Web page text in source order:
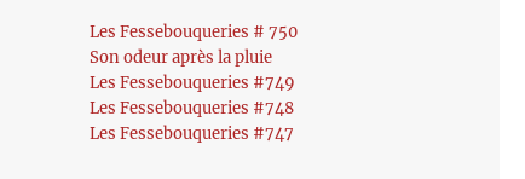
Les Fessebouqueries # 750
Son odeur après la pluie
Les Fessebouqueries #749
Les Fessebouqueries #748
Les Fessebouqueries #747